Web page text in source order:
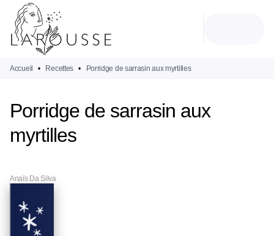
MENU
PIED DE PAGE
Accueil • Recettes • Porridge de sarrasin aux myrtilles
Porridge de sarrasin aux
myrtilles
Anaïs Da Silva